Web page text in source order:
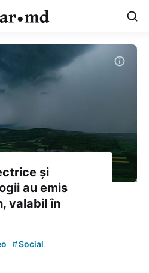
și
au emis
valabil în
#Social